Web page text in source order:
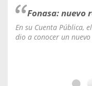
Fonasa: nuevo
En su Cuenta Pública,
dio a conocer un nuevo